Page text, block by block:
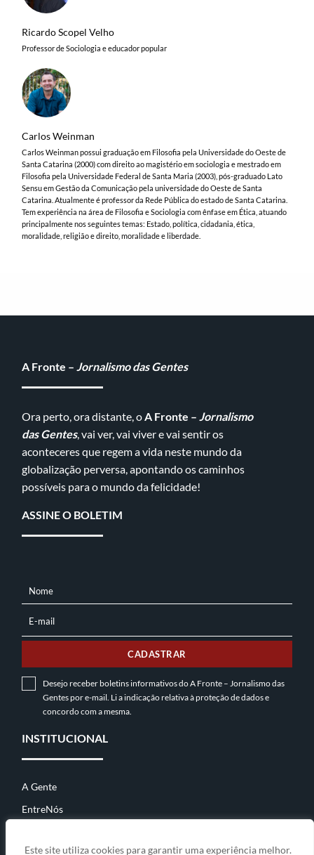
Este site utiliza cookies para garantir uma experiência melhor.
Ricardo Scopel Velho
Professor de Sociologia e educador popular
Carlos Weinman
Carlos Weinman possui graduação em Filosofia pela Universidade do Oeste de
Santa Catarina (2000) com direito ao magistério em sociologia e mestrado em
Filosofia pela Universidade Federal de Santa Maria (2003), pós-graduado Lato
Sensu em Gestão da Comunicação pela universidade do Oeste de Santa
Catarina. Atualmente é professor da Rede Pública do estado de Santa Catarina.
Tem experiência na área de Filosofia e Sociologia com ênfase em Ética, atuando
principalmente nos seguintes temas: Estado, política, cidadania, ética,
moralidade, religião e direito, moralidade e liberdade.
A Fronte – Jornalismo das Gentes
Ora perto, ora distante, oA Fronte – Jornalismo
das Gentes, vai ver, vai viver e vai sentir os
aconteceres que regem a vida neste mundo da
globalização perversa, apontando os caminhos
possíveis para o mundo da felicidade!
ASSINE O BOLETIM
NOME
Nome
MAIL
E-mail
CADASTRAR
Desejo receber boletins informativos do A Fronte – Jornalismo das
Gentes por e-mail. Li a indicação relativa àproteção de dadose
concordo com a mesma.
INSTITUCIONAL
A Gente
EntreNós